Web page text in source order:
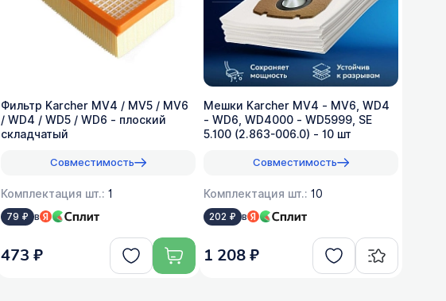
Фильтр Karcher MV4 / MV5 / MV6
/ WD4 / WD5 / WD6 - плоский
складчатый
Совместимость
Комплектация шт.:1
79 ₽ в
473 ₽
Мешки Karcher MV4 - MV6, WD4
- WD6, WD4000 - WD5999, SE
5.100 (2.863-006.0) - 10 шт
Совместимость
Комплектация шт.:10
202 ₽ в
1 208 ₽